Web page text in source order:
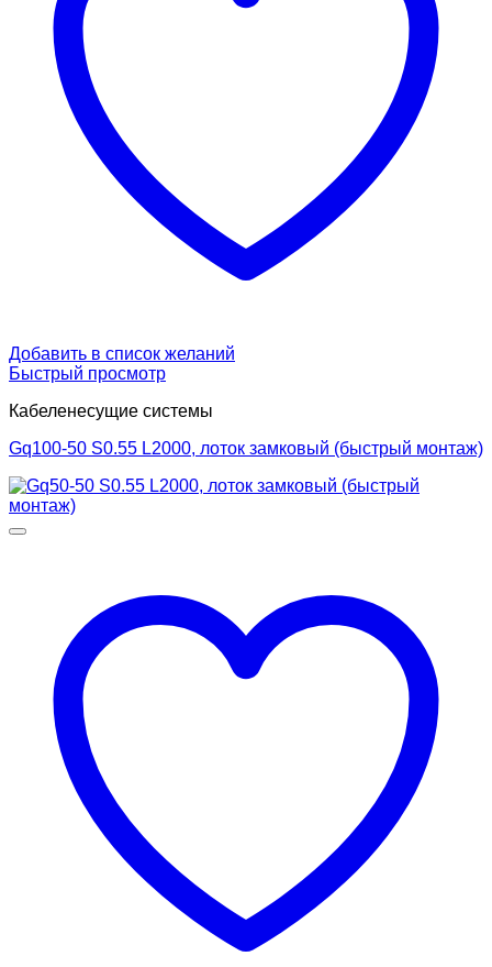
Добавить в список желаний
Быстрый просмотр
Кабеленесущие системы
Gq100-50 S0.55 L2000, лоток замковый (быстрый монтаж)